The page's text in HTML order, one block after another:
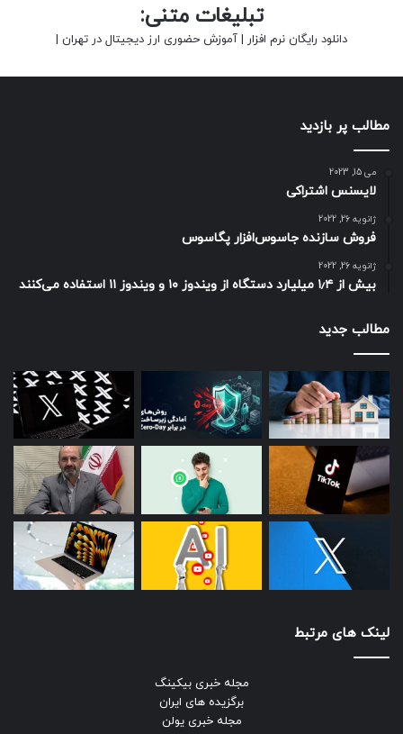
تبلیغات متنی:
دانلود رایگان نرم افزار | آموزش حضوری ارز دیجیتال در تهران |
مطالب پر بازدید
می 15, 2023
لایسنس اشتراکی
ژانویه 26, 2022
فروش سازنده جاسوس‌افزار پگاسوس
ژانویه 26, 2022
بیش از ۱٫۴ میلیارد دستگاه از ویندوز ۱۰ و ویندوز ۱۱ استفاده می‌کنند
مطالب جدید
لینک های مرتبط
مجله خبری بیکینگ
برگزیده های ایران
مجله خبری یولن